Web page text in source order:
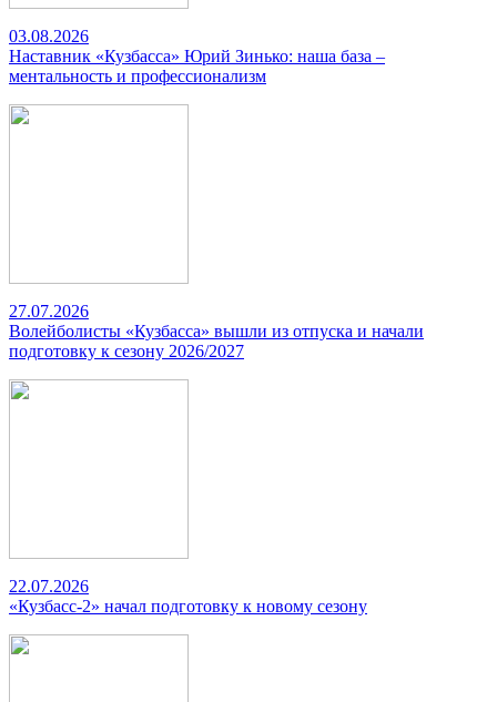
03.08.2026
Наставник «Кузбасса» Юрий Зинько: наша база –
ментальность и профессионализм
27.07.2026
Волейболисты «Кузбасса» вышли из отпуска и начали
подготовку к сезону 2026/2027
22.07.2026
«Кузбасс-2» начал подготовку к новому сезону